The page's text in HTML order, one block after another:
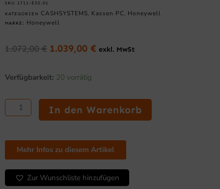
SKU 1711-E5S.01
KATEGORIEN CASHSYSTEMS , Kassen PC , Honeywell
MARKE: Honeywell
1.072,00€ Ursprünglicher
war:
1.072,00 €
1.039,00 € Aktueller
exkl. MwSt
Verfügbarkeit: 20 vorrätig
ScanPal
–
Mobiler
Computer
2D-
Imager,
11,
3
In den Warenkorb
Mehr Infos zu diesem Artikel
Zur Wunschliste hinzufügen